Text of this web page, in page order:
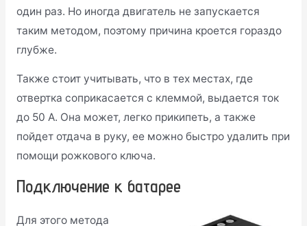
один раз. Но иногда двигатель не запускается
таким методом, поэтому причина кроется гораздо
глубже.
Также стоит учитывать, что в тех местах, где
отвертка соприкасается с клеммой, выдается ток
до 50 А. Она может, легко прикипеть, а также
пойдет отдача в руку, ее можно быстро удалить при
помощи рожкового ключа.
Подключение к батарее
Для этого метода